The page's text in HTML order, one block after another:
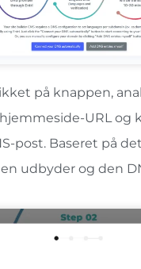
på knappen,
URL og
post. Baseret på
udbyder og den